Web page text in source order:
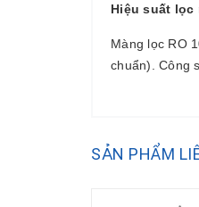
Hiệu suất
Màng lọc RO
chuẩn). Công
SẢN PHẨM